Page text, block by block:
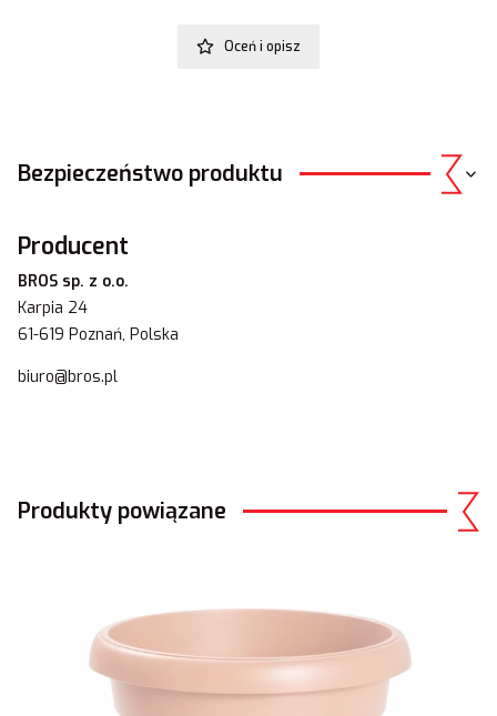
Oceń i opisz
Bezpieczeństwo produktu
Producent
BROS sp. z o.o.
Karpia 24
61-619 Poznań, Polska
biuro@bros.pl
Produkty powiązane